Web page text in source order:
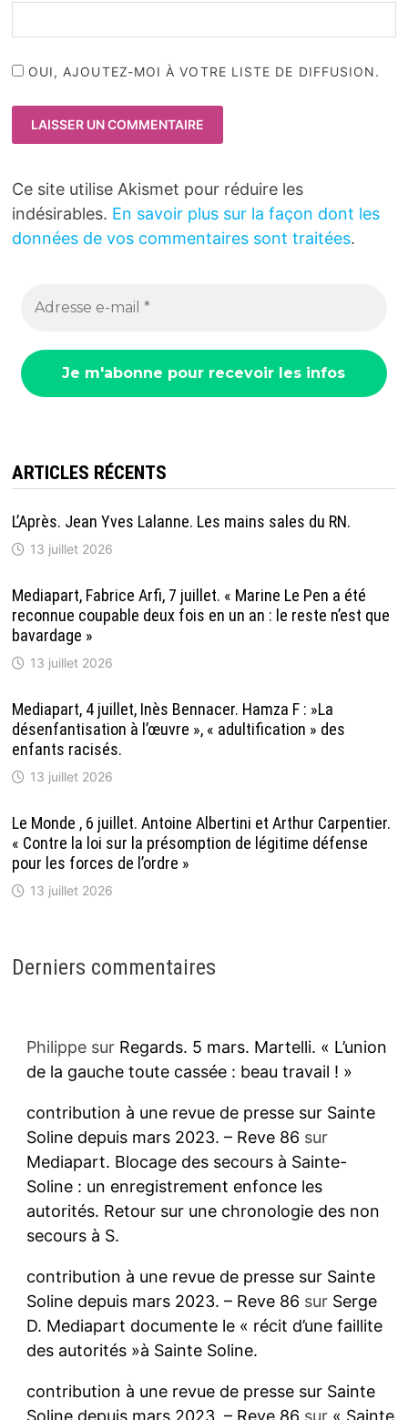
OUI, AJOUTEZ-MOI À VOTRE LISTE DE DIFFUSION.
Ce site utilise Akismet pour réduire les
indésirables. En savoir plus sur la façon dont les
données de vos commentaires sont traitées.
ARTICLES RÉCENTS
L’Après. Jean Yves Lalanne. Les mains sales du RN.
13 juillet 2026
Mediapart, Fabrice Arfi, 7 juillet. « Marine Le Pen a été
reconnue coupable deux fois en un an : le reste n’est que
bavardage »
13 juillet 2026
Mediapart, 4 juillet, Inès Bennacer. Hamza F : »La
désenfantisation à l’œuvre », « adultification » des
enfants racisés.
13 juillet 2026
Le Monde , 6 juillet. Antoine Albertini et Arthur Carpentier.
« Contre la loi sur la présomption de légitime défense
pour les forces de l’ordre »
13 juillet 2026
Derniers commentaires
Philippesur Regards. 5 mars. Martelli. « L’union
de la gauche toute cassée : beau travail ! »
contribution à une revue de presse sur Sainte
Soline depuis mars 2023. – Reve 86 sur
Mediapart. Blocage des secours à Sainte-
Soline : un enregistrement enfonce les
autorités. Retour sur une chronologie des non
secours à S.
contribution à une revue de presse sur Sainte
Soline depuis mars 2023. – Reve 86 sur Serge
D. Mediapart documente le « récit d’une faillite
des autorités »à Sainte Soline.
contribution à une revue de presse sur Sainte
Soline depuis mars 2023. – Reve 86 sur « Sainte